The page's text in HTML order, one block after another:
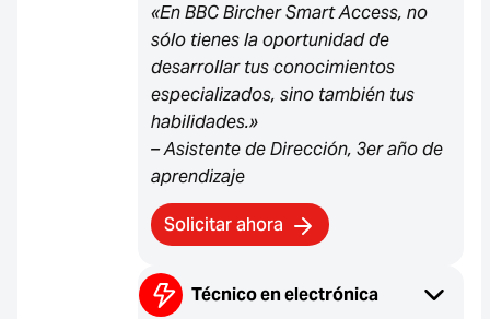
«En BBC Bircher Smart Access, no
sólo tienes la oportunidad de
desarrollar tus conocimientos
especializados, sino también tus
habilidades.»
– Asistente de Dirección, 3er año de
aprendizaje
Solicitar ahora
Técnico en electrónica